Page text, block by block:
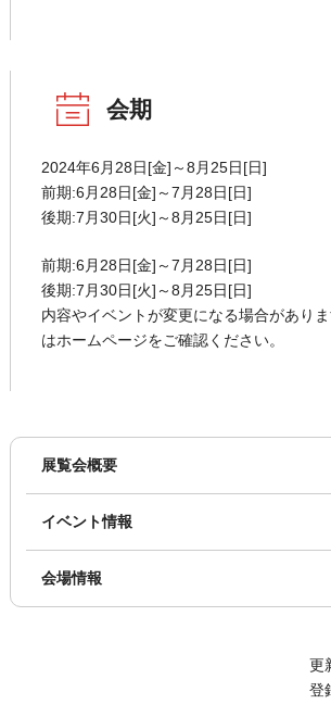
会期
2024年6月28日[金]～8月25日[日]
前期:6月28日[金]～7月28日[日]
後期:7月30日[火]～8月25日[日]
前期:6月28日[金]～7月28日[日]
後期:7月30日[火]～8月25日[日]
内容やイベントが変更になる場合があり
はホームページをご確認ください。
展覧会概要
イベント情報
会場情報
更
登